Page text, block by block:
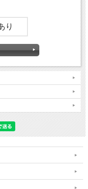
、シナジェティ
ィング研究室＊
ト
大きく変わる
り